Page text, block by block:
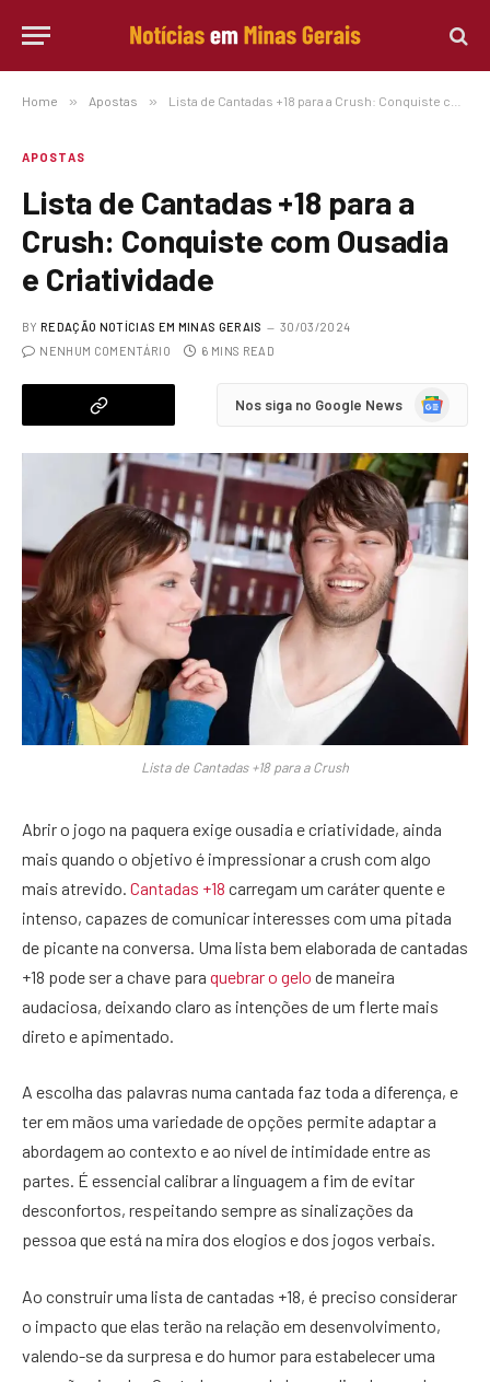
Home » Apostas » Lista de Cantadas +18 para a Crush: Conquiste com Ousadia e Criatividade
APOSTAS
Lista de Cantadas +18 para a
Crush: Conquiste com Ousadia
e Criatividade
BY REDAÇÃO NOTÍCIAS EM MINAS GERAIS
30/03/2024
NENHUM COMENTÁRIO
6 MINS READ
Nos siga no Google News
Google
Lista de Cantadas +18 para a Crush
Abrir o jogo na paquera exige ousadia e criatividade, ainda
mais quando o objetivo é impressionar a crush com algo
mais atrevido. Cantadas +18 carregam um caráter quente e
intenso, capazes de comunicar interesses com uma pitada
de picante na conversa. Uma lista bem elaborada de cantadas
+18 pode ser a chave para quebrar o gelo de maneira
audaciosa, deixando claro as intenções de um flerte mais
direto e apimentado.
A escolha das palavras numa cantada faz toda a diferença, e
ter em mãos uma variedade de opções permite adaptar a
abordagem ao contexto e ao nível de intimidade entre as
partes. É essencial calibrar a linguagem a fim de evitar
desconfortos, respeitando sempre as sinalizações da
pessoa que está na mira dos elogios e dos jogos verbais.
Ao construir uma lista de cantadas +18, é preciso considerar
o impacto que elas terão na relação em desenvolvimento,
valendo-se da surpresa e do humor para estabelecer uma